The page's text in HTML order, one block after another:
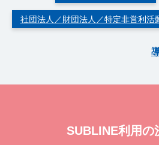
社団法人／財団法人／特定非営利活
SUBLINE利⽤の